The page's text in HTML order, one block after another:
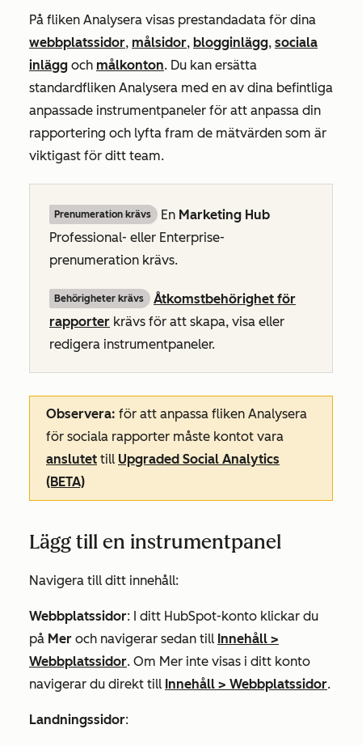
På fliken Analysera visas prestandadata för dina
webbplatssidor, målsidor, blogginlägg, sociala
inlägg och målkonton. Du kan ersätta
standardfliken Analysera med en av dina befintliga
anpassade instrumentpaneler för att anpassa din
rapportering och lyfta fram de mätvärden som är
viktigast för ditt team.
Prenumeration krävs En Marketing Hub
Professional- eller Enterprise-
prenumeration krävs.
Behörigheter krävs
Åtkomstbehörighet för
rapporter krävs för att skapa, visa eller
redigera instrumentpaneler.
Observera: för att anpassa fliken Analysera
för sociala rapporter måste kontot vara
anslutet till Upgraded Social Analytics
(BETA)
Lägg till en instrumentpanel
Navigera till ditt innehåll:
Webbplatssidor: I ditt HubSpot-konto klickar du
på Mer och navigerar sedan till Innehåll >
Webbplatssidor. Om Mer inte visas i ditt konto
navigerar du direkt till Innehåll > Webbplatssidor.
Landningssidor: